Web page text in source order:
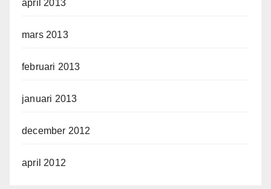
april 2013
mars 2013
februari 2013
januari 2013
december 2012
april 2012